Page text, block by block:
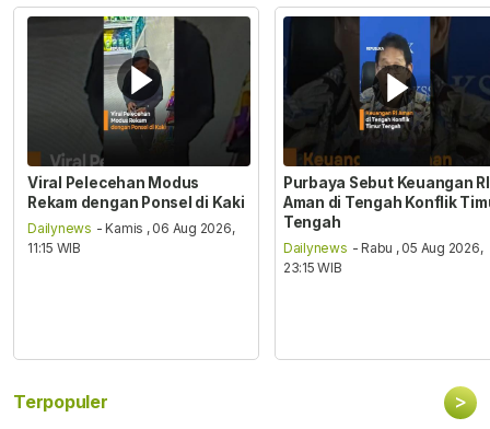
Viral Pelecehan Modus
Rekam dengan Ponsel di Kaki
Dailynews - Kamis , 06 Aug 2026,
11:15 WIB
Purbaya Sebut Keuangan RI
Aman di Tengah Konflik
Tengah
Dailynews - Rabu , 05 Aug 2026,
23:15 WIB
Terpopuler >